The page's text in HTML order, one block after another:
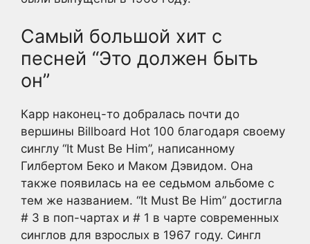
Самый большой хит с
песней “Это должен быть
он”
Карр наконец-то добралась почти до
вершины Billboard Hot 100 благодаря своему
синглу “It Must Be Him”, написанному
Гилбертом Беко и Маком Дэвидом. Она
также появилась на ее седьмом альбоме с
тем же названием. “It Must Be Him” достигла
# 3 в поп-чартах и # 1 в чарте современных
синглов для взрослых в 1967 году. Сингл